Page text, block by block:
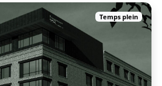
Temps plein